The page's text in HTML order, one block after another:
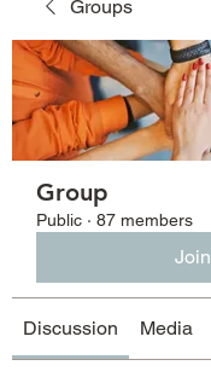
Groups
Group
Public · 87 members
Join
Discussion Media